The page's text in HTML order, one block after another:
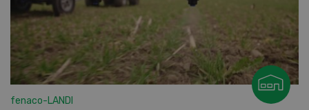
fenaco-LANDI